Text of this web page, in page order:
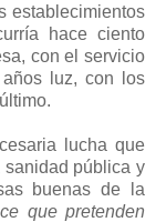
establecimientos
hace ciento
con el servicio
luz, con los
lucha que
sanidad pública y
buenas de la
que pretenden